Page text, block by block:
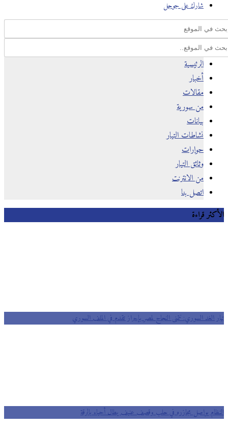
شارك على جوجل
الرئيسية
أخبار
مقالات
من سورية
بيانات
نشاطات التيار
حوارات
وثائق التيار
من الانترنت
اتصل بنا
قراءة
الغد السوري: نتمنى النجاح لمصر بإحراز تقدم في الملف السوري
يواصل مجازره في حلب وقصف عنيف يطال أحياء بالرقة